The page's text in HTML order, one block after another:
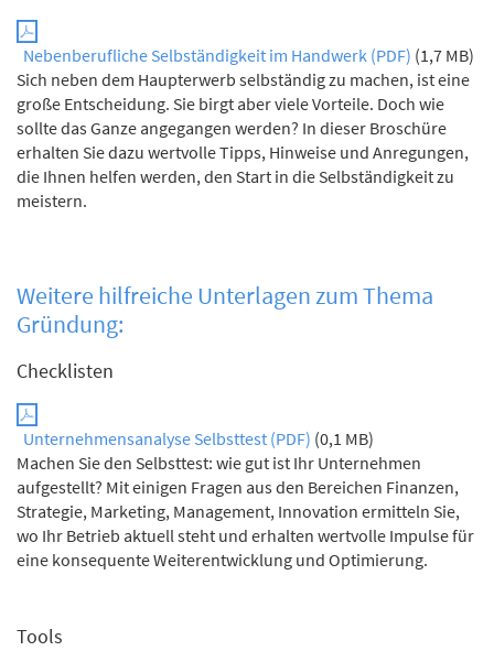
Nebenberufliche Selbständigkeit im Handwerk (PDF) (1,7 MB)
Sich neben dem Haupterwerb selbständig zu machen, ist eine
große Entscheidung. Sie birgt aber viele Vorteile. Doch wie
sollte das Ganze angegangen werden? In dieser Broschüre
erhalten Sie dazu wertvolle Tipps, Hinweise und Anregungen,
die Ihnen helfen werden, den Start in die Selbständigkeit zu
meistern.
Weitere hilfreiche Unterlagen zum Thema
Gründung:
Checklisten
Unternehmensanalyse Selbsttest (PDF) (0,1 MB)
Machen Sie den Selbsttest: wie gut ist Ihr Unternehmen
aufgestellt? Mit einigen Fragen aus den Bereichen Finanzen,
Strategie, Marketing, Management, Innovation ermitteln Sie,
wo Ihr Betrieb aktuell steht und erhalten wertvolle Impulse für
eine konsequente Weiterentwicklung und Optimierung.
Tools